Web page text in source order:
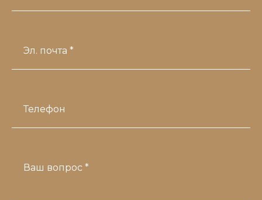
Эл. почта *
Телефон
Ваш вопрос *